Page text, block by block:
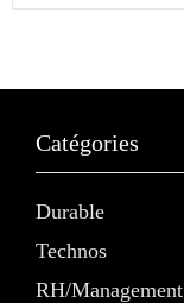
Catégories
Durable
Technos
RH/Management